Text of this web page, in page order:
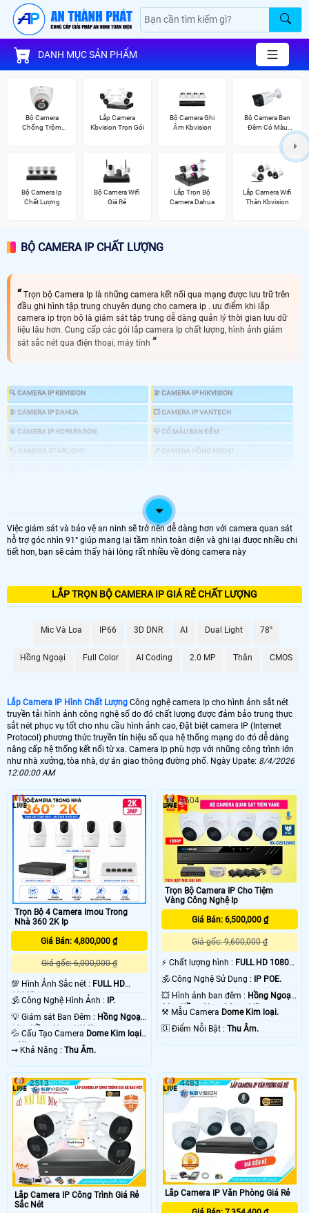
DANH MỤC SẢN PHẨM
Bộ Camera
Chống Trộm
Lắp Camera
Kbvision Trọn Gói
Bộ Camera Ghi
Âm Kbvision
Bộ Camera Ban
Đêm Có Màu
Bộ Camera Ip
Chất Lượng
Bộ Camera Wifi
Giá Rẻ
Lắp Trọn Bộ
Camera Dahua
Lắp Camera Wifi
Thân Kbvision
BỘ CAMERA IP CHẤT LƯỢNG
Trọn bộ Camera Ip là những camera kết nối qua mạng được lưu trữ trên
đầu ghi hình tập trung chuyên dụng cho camera ip . ưu điểm khi lắp
camera ip trọn bộ là giám sát tập trung dễ dàng quản lý thời gian lưu dữ
liệu lâu hơn. Cung cấp các gói lắp camera Ip chất lượng, hình ảnh giám
sát sắc nét qua điện thoại, máy tính
🔍 CAMERA IP KBVISION 🔭 CAMERA IP HIKVISION
🔭 CAMERA IP DAHUA 💥 CAMERA IP VANTECH
📎 CAMERA IP HDPARAGON 💡 CÓ MÀU BAN ĐÊM
🏷 CAMERA STARLIGHT 📍 CAMERA HỒNG NGOẠI
📸 GIÁ LẮP CAMERA IP NHƯ THẾ NÀO
LOẠI CAMERA IP
GIÁ LẮP CAMERA
🌐 Bộ Camera Ip Giá Rẻ Dahua
5.900.000 VNĐ Trọn Bộ Camera Ip
1.300.000 VNĐ Lắp Camera Ip Wifi E3
🔗 Lắp Camera IP FULL Color
8.700,000 VNĐ Lắp Camera Ip Có Màu Ban Đêm
7.300.000 VNĐ Lắp Camera IP Có Thu Âm
🖥 Camera Ip FuLL HD 1080P có chất lượng hình ảnh sắt nét đáng để đầu
tư nhất cho 1 bộ camera giá rẻ hình ảnh sắt nét. Với công nghệ camera Ip
hình ảnh sáng đẹp giám sát qua mạng điện thoại ổ định. Hình ảnh của
camera Ip sắt nét hơn đến 20% so với camera HD analog và điều đặt biệt
hơn khi thi công camera Ip thì sẽ gọn hơn đẹp hơn..
🎁 Camera Ip là dòng camera truyền hình ảnh thông qua mạng internet theo cơ
chế số học. do đó chất lượng hình ảnh của camera IP không phụ thuộc vào
khoảng cách truyền tải tín hiệu. chính vì vây các dự án lớn thường sử dụng
camera IPvới mục đích dễ dàng nâng cấp dễ dàng sửa chửa cho toàn bộ hệ
thống . 💡
Việc giám sát và bảo vệ an ninh sẽ trở nên dễ dàng hơn với camera quan sát
hỗ trợ góc nhìn 91° giúp mang lại tầm nhìn toàn diện và ghi lại được nhiều chi
tiết hơn, bạn sẽ cảm thấy hài lòng rất nhiều về dòng camera này
LẮP TRỌN BỘ CAMERA IP GIÁ RẺ CHẤT LƯỢNG
Mic Và Loa IP66 3D DNR AI Dual Light 78°
Hồng Ngoại Full Color AI Coding 2.0 MP Thân CMOS
Lắp Camera IP Hình Chất Lượng Công nghệ camera Ip cho hình ảnh sắt nét
truyền tải hình ảnh công nghệ số do đó chất lượng được đảm bảo trung thực
sắt nét phục vụ tốt cho nhu cầu hình ảnh cao, Đặt biệt camera IP (Internet
Protocol) phương thức truyền tín hiệu số qua hệ thống mạng do đó dễ dàng
nâng cấp hệ thống kết nối từ xa. Camera Ip phù hợp với những công trình lớn
như nhà xưởng, tòa nhà, dự án giao thông đường phố. Ngày Upate: 8/4/2026
12:00:00 AM
Trọn Bộ 4 Camera Imou Trong
Nhà 360 2K Ip
Giá Bán: 4,800,000 ₫
Giá gốc: 6,000,000 ₫
💯 Hình Ảnh Sắc nét : FULL HD
1080P .
🕉️ Công Nghệ Hình Ảnh :
IP.
💡 Giám sát Ban Đêm : Hồng Ngoại
10m Hồng Ngoại SMD.
💦 Cấu Tạo Camera Dome Kim loại
+ Nhựa.
️⇝ Khả Năng : Thu Âm.
4
Trọn Bộ Camera IP Cho Tiệm
Vàng Công Nghệ Ip
Giá Bán: 6,500,000 ₫
Giá gốc: 9,600,000 ₫
️⚡ Chất lượng hình : FULL HD 1080P
🕉️ Công Nghệ Sử Dụng : IP POE.
💥 Hình ảnh ban đêm : Hồng Ngoại
30m Hồng Ngoại Smart IR.
⚒ Mẫu Camera Dome Kim loại.
️🆑 Điểm Nỗi Bật :Thu Âm.
4604
Lắp Camera IP Công Trình Giá Rẻ
Sắc Nét
2513
Lắp Camera IP Văn Phòng Giá Rẻ
4483